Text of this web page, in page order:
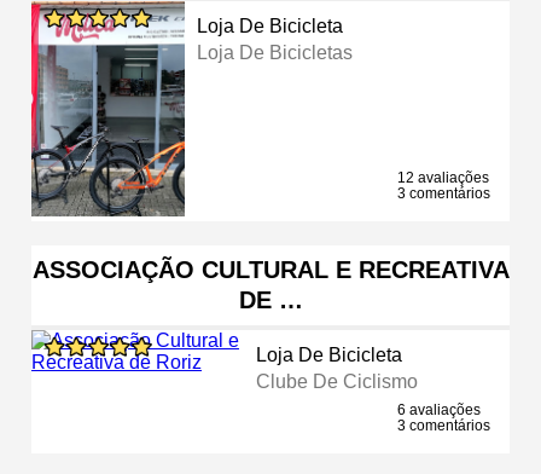
Loja De Bicicleta
Loja De Bicicletas
12 avaliações
3 comentários
ASSOCIAÇÃO CULTURAL E RECREATIVA
DE …
Loja De Bicicleta
Clube De Ciclismo
6 avaliações
3 comentários